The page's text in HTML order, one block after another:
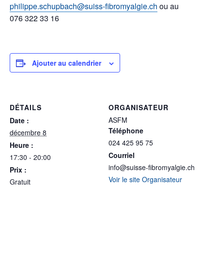
philippe.schupbach@suiss-fibromyalgie.ch ou au
076 322 33 16
Ajouter au calendrier
DÉTAILS
Date :
décembre 8
Heure :
17:30 - 20:00
Prix :
Gratuit
ORGANISATEUR
ASFM
Téléphone
024 425 95 75
Courriel
info@suisse-fibromyalgie.ch
Voir le site Organisateur